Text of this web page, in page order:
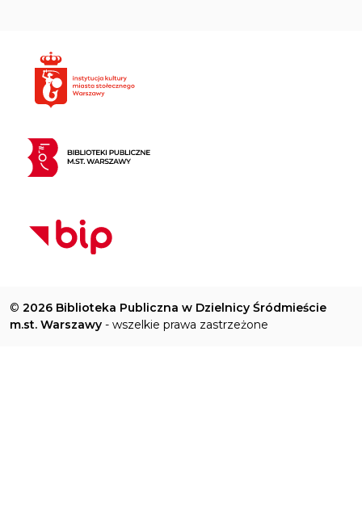
© 2026 Biblioteka Publiczna w Dzielnicy Śródmieście
m.st. Warszawy - wszelkie prawa zastrzeżone